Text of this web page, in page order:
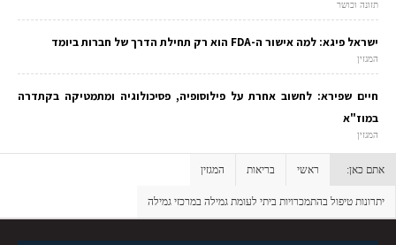
תזונה וכושר
ישראל פיגא: למה אישור ה-FDA הוא רק תחילת הדרך של חברות ביומד
המגזין
חיים שפירא: לחשוב אחרת על פילוסופיה, פסיכולוגיה ומתמטיקה בקתדרה
במוז"א
המגזין
אתם כאן: ראשי בריאות המגזין
יתרונות טיפול בהתמכרויות ביתי לעומת גמילה במרכזי גמילה